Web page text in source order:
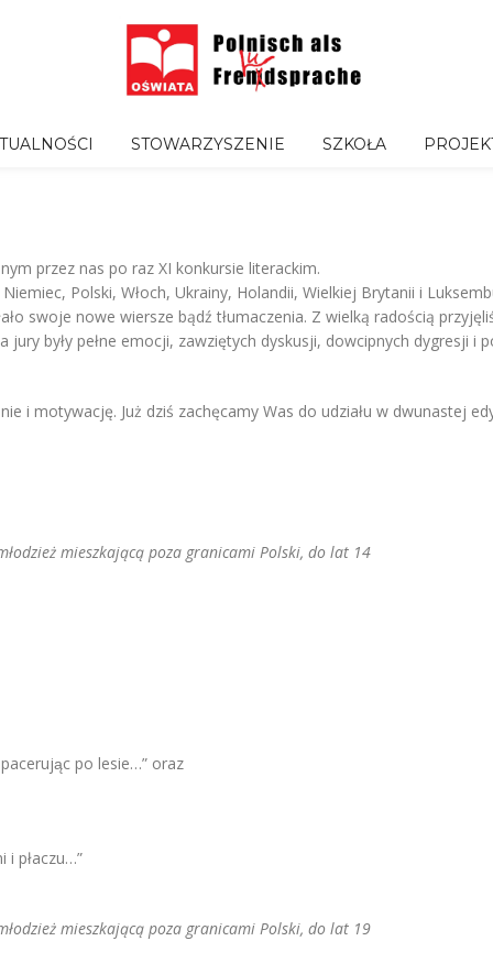
STOWARZYSZENIE SZKOŁA
przez nas po raz XI konkursie literackim.
Polski, Włoch, Ukrainy, Holandii, Wielkiej Brytanii i
swoje nowe wiersze bądź tłumaczenia. Z wielką radością
były pełne emocji, zawziętych dyskusji, dowcipnych dygresji i
i motywację. Już dziś zachęcamy Was do udziału w dwunastej
mieszkającą poza granicami Polski, do lat 14
po lesie…” oraz
i płaczu…”
mieszkającą poza granicami Polski, do lat 19